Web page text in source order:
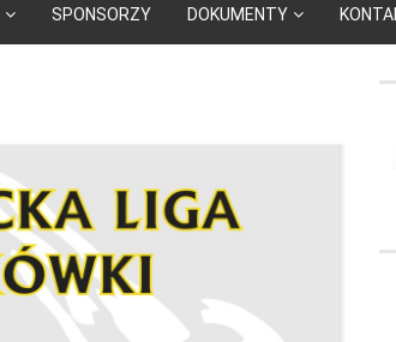
SPONSORZY DOKUMENTY